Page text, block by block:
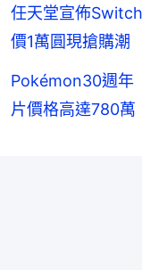
任天堂宣佈
價1萬圓現搶購潮
Pokémon30週
片價格高達780萬